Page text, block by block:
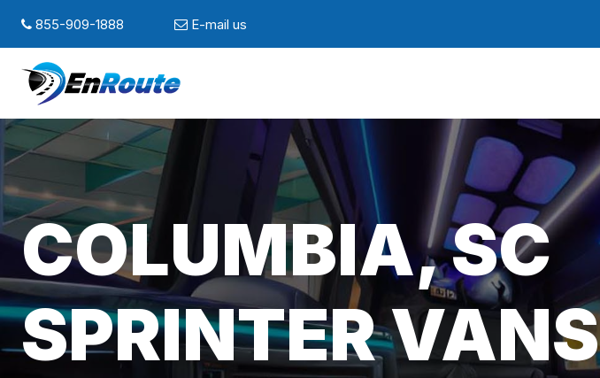
855-909-1888 E-mail us
COLUMBIA, SC
SPRINTER VANS